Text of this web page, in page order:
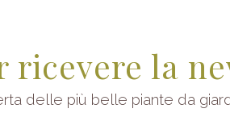
ricevere la
delle più belle piante da